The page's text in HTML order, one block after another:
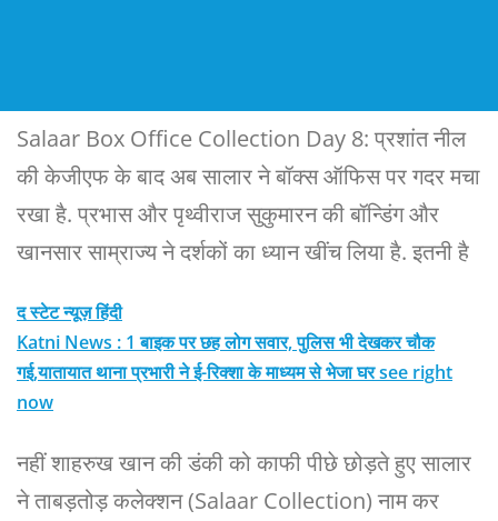
Salaar Box Office Collection Day 8: प्रशांत नील
की केजीएफ के बाद अब सालार ने बॉक्स ऑफिस पर गदर मचा
रखा है. प्रभास और पृथ्वीराज सुकुमारन की बॉन्डिंग और
खानसार साम्राज्य ने दर्शकों का ध्यान खींच लिया है. इतनी है
द स्टेट न्यूज़ हिंदी
Katni News : 1 बाइक पर छह लोग सवार, पुलिस भी देखकर चौक
गई,यातायात थाना प्रभारी ने ई-रिक्शा के माध्यम से भेजा घर see right
now
नहीं शाहरुख खान की डंकी को काफी पीछे छोड़ते हुए सालार
ने ताबड़तोड़ कलेक्शन (Salaar Collection) नाम कर